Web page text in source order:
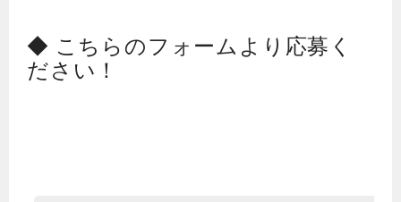
◆ こちらのフォームより応募く
ださい！